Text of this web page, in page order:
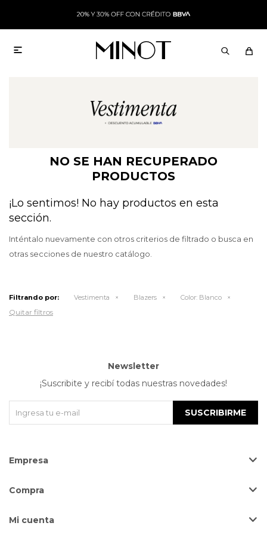

NO SE HAN RECUPERADO
PRODUCTOS
¡Lo sentimos! No hay productos en esta
sección.
Inténtalo nuevamente con otros criterios de filtrado o busca en
otras secciones de nuestro catálogo.
Filtrando por: Vestimenta Blazers Color: Blanco
Quitar filtros
Empresa
Compra
Mi cuenta
Newsletter
¡Suscribite y recibí todas nuestras novedades!
SUSCRIBIRME